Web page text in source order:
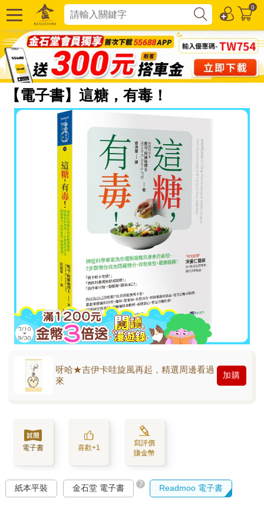
0
【電子書】這糖，有毒！
呀哈★吉伊卡哇旋風再起，精選周邊看過
來
加購
電子書 喜歡+1
寫評價
賺金幣
紙本平裝 金石堂 電子書 ? Readmoo 電子書